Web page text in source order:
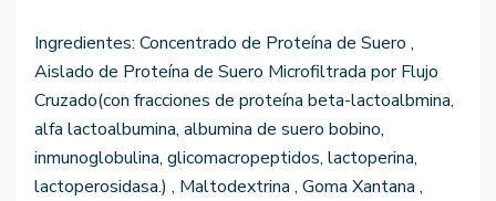
Ingredientes: Concentrado de Proteína de Suero ,
Aislado de Proteína de Suero Microfiltrada por Flujo
Cruzado(con fracciones de proteína beta-lactoalbmina,
alfa lactoalbumina, albumina de suero bobino,
inmunoglobulina, glicomacropeptidos, lactoperina,
lactoperosidasa.) , Maltodextrina , Goma Xantana ,